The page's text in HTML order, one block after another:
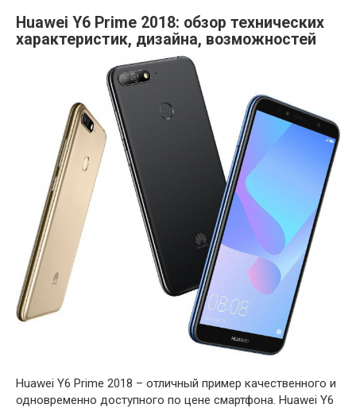
Huawei Y6 Prime 2018: обзор технических
характеристик, дизайна, возможностей
Huawei Y6 Prime 2018 – отличный пример качественного и
одновременно доступного по цене смартфона. Нuawei Y6